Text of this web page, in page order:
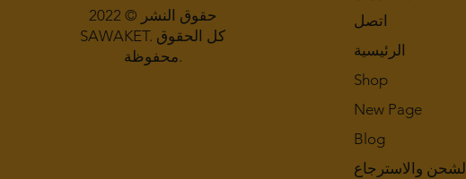
حقوق النشر © 2022
SAWAKET. كل الحقوق
محفوظة.
اتصل
الرئيسية
Shop
New Page
Blog
الشحن والاسترجاع